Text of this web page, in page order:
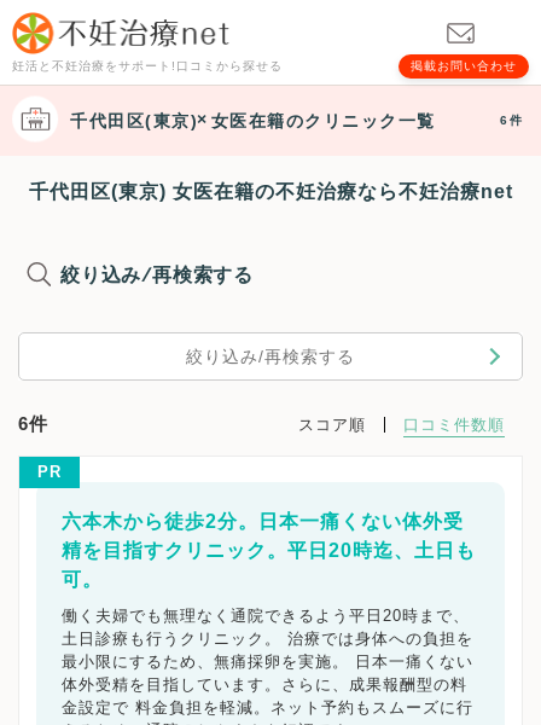
妊活と不妊治療をサポート!口コミから探せる 掲載お問い合わせ
千代田区(東京) 女医在籍のクリニック一覧 6件
千代田区(東京) 女医在籍の不妊治療なら不妊治療net
絞り込み/再検索する
絞り込み/再検索する
6件 スコア順 口コミ件数順
PR
六本木から徒歩2分。日本一痛くない体外受
精を目指すクリニック。平日20時迄、土日も
可。
働く夫婦でも無理なく通院できるよう平日20時まで、
土日診療も行うクリニック。 治療では身体への負担を
最小限にするため、無痛採卵を実施。 日本一痛くない
体外受精を目指しています。さらに、成果報酬型の料
金設定で 料金負担を軽減。ネット予約もスムーズに行